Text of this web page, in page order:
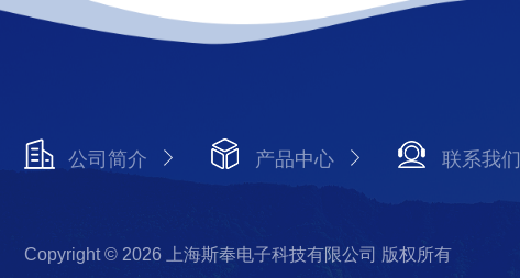
公司简介 产品中心 联系我们
Copyright © 2026 上海斯奉电子科技有限公司 版权所有